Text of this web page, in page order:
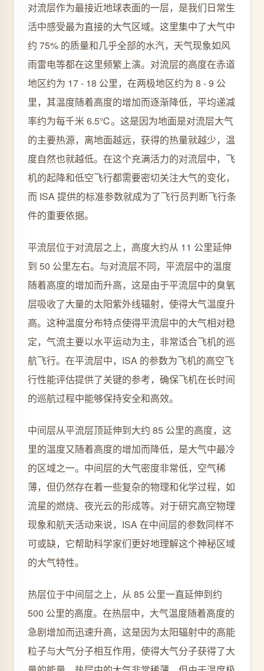
对流层作为最接近地球表面的一层，是我们日常生
活中感受最为直接的大气区域。这里集中了大气中
约 75% 的质量和几乎全部的水汽，天气现象如风
雨雷电等都在这里频繁上演。对流层的高度在赤道
地区约为 17 - 18 公里，在两极地区约为 8 - 9 公
里，其温度随着高度的增加而逐渐降低，平均递减
率约为每千米 6.5℃。这是因为地面是对流层大气
的主要热源，离地面越远，获得的热量就越少，温
度自然也就越低。在这个充满活力的对流层中，飞
机的起降和低空飞行都需要密切关注大气的变化，
而 ISA 提供的标准参数就成为了飞行员判断飞行条
件的重要依据。
平流层位于对流层之上，高度大约从 11 公里延伸
到 50 公里左右。与对流层不同，平流层中的温度
随着高度的增加而升高，这是由于平流层中的臭氧
层吸收了大量的太阳紫外线辐射，使得大气温度升
高。这种温度分布特点使得平流层中的大气相对稳
定，气流主要以水平运动为主，非常适合飞机的巡
航飞行。在平流层中，ISA 的参数为飞机的高空飞
行性能评估提供了关键的参考，确保飞机在长时间
的巡航过程中能够保持安全和高效。
中间层从平流层顶延伸到大约 85 公里的高度，这
里的温度又随着高度的增加而降低，是大气中最冷
的区域之一。中间层的大气密度非常低，空气稀
薄，但仍然存在着一些复杂的物理和化学过程，如
流星的燃烧、夜光云的形成等。对于研究高空物理
现象和航天活动来说，ISA 在中间层的参数同样不
可或缺，它帮助科学家们更好地理解这个神秘区域
的大气特性。
热层位于中间层之上，从 85 公里一直延伸到约
500 公里的高度。在热层中，大气温度随着高度的
急剧增加而迅速升高，这是因为太阳辐射中的高能
粒子与大气分子相互作用，使得大气分子获得了大